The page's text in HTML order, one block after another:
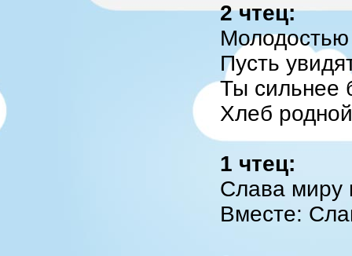
2 чтец:
Пусть
Ты сильнее
Хлеб
1 чтец:
Слава миру
Вместе: